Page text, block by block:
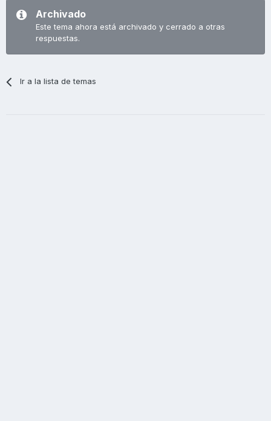
Archivado
Este tema ahora está archivado y cerrado a otras
respuestas.
Ir a la lista de temas